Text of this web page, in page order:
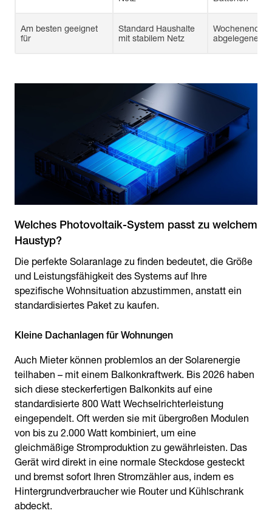
Am besten geeignet
für
Standard Haushalte
mit stabilem Netz
abgelegene
Welches Photovoltaik-System passt zu welchem
Haustyp?
Die perfekte Solaranlage zu finden bedeutet, die Größe
und Leistungsfähigkeit des Systems auf Ihre
spezifische Wohnsituation abzustimmen, anstatt ein
standardisiertes Paket zu kaufen.
Kleine Dachanlagen für Wohnungen
Auch Mieter können problemlos an der Solarenergie
teilhaben – mit einem Balkonkraftwerk. Bis 2026 haben
sich diese steckerfertigen Balkonkits auf eine
standardisierte 800 Watt Wechselrichterleistung
eingependelt. Oft werden sie mit übergroßen Modulen
von bis zu 2.000 Watt kombiniert, um eine
gleichmäßige Stromproduktion zu gewährleisten. Das
Gerät wird direkt in eine normale Steckdose gesteckt
und bremst sofort Ihren Stromzähler aus, indem es
Hintergrundverbraucher wie Router und Kühlschrank
abdeckt.